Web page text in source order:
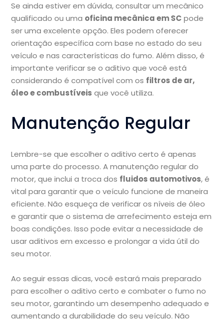
Se ainda estiver em dúvida, consultar um mecânico
qualificado ou uma oficina mecânica em SC pode
ser uma excelente opção. Eles podem oferecer
orientação específica com base no estado do seu
veículo e nas características do fumo. Além disso, é
importante verificar se o aditivo que você está
considerando é compatível com os filtros de ar,
óleo e combustíveis que você utiliza.
Manutenção Regular
Lembre-se que escolher o aditivo certo é apenas
uma parte do processo. A manutenção regular do
motor, que inclui a troca dos fluidos automotivos, é
vital para garantir que o veículo funcione de maneira
eficiente. Não esqueça de verificar os níveis de óleo
e garantir que o sistema de arrefecimento esteja em
boas condições. Isso pode evitar a necessidade de
usar aditivos em excesso e prolongar a vida útil do
seu motor.
Ao seguir essas dicas, você estará mais preparado
para escolher o aditivo certo e combater o fumo no
seu motor, garantindo um desempenho adequado e
aumentando a durabilidade do seu veículo. Não